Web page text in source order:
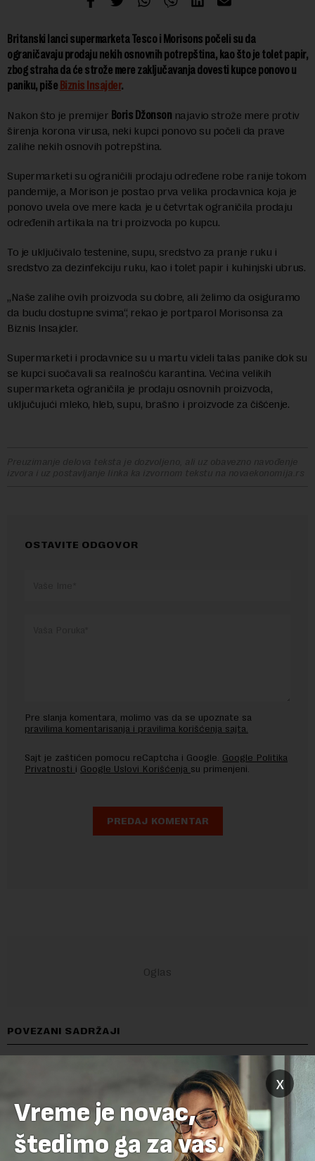
Britanski lanci supermarketa Tesco i Morisons počeli su da
ograničavaju prodaju nekih osnovnih potrepština, kao što je tolet papir,
zbog straha da će strože mere zaključavanja dovesti kupce ponovo u
paniku, piše Biznis Insajder.
Nakon što je premijer Boris Džonson najavio strože mere protiv
širenja korona virusa, neki kupci ponovo su počeli da prave
zalihe nekih osnovih potrepština.
Supermarketi su ograničili prodaju određene robe ranije tokom
pandemije, a Morison je postao prva velika prodavnica koja je
ponovo uvela ove mere kada je u četvrtak ograničila prodaju
određenih artikala na tri proizvoda po kupcu.
To je uključivalo testenine, supu, sredstvo za pranje ruku i
sredstvo za dezinfekciju ruku, kao i tolet papir i kuhinjski ubrus.
„Naše zalihe ovih proizvoda su dobre, ali želimo da osiguramo
da budu dostupne svima“, rekao je portparol Morisonsa za
Biznis Insajder.
Supermarketi i prodavnice su u martu videli talas panike dok su
se kupci suočavali sa realnošću karantina. Većina velikih
supermarketa ograničila je prodaju osnovnih proizvoda,
uključujući mleko, hleb, supu, brašno i proizvode za čišćenje.
Preuzimanje delova teksta je dozvoljeno, ali uz obavezno navođenje
izvora i uz postavljanje linka ka izvornom tekstu na novaekonomija.rs
OSTAVITE ODGOVOR
Pre slanja komentara, molimo vas da se upoznate sa
pravilima komentarisanja i pravilima korišćenja sajta.
Sajt je zaštićen pomocu reCaptcha i Google. Google Politika
Privatnosti i Google Uslovi Korišćenja su primenjeni.
POVEZANI SADRŽAJI
x
Vreme je novac,
štedimo ga za vas.